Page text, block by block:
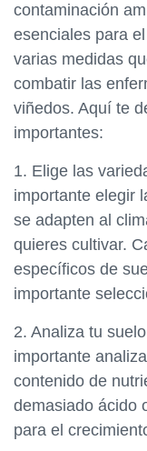
contaminación
esenciales para
varias medidas
combatir las
viñedos. Aquí te
importantes:
1. Elige las
importante elegir
se adapten al
quieres cultivar.
específicos de
importante
2. Analiza tu
importante
contenido de
demasiado ácido
para el